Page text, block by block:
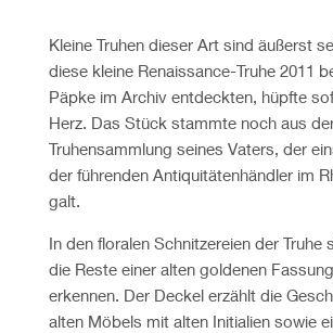
Kleine Truhen dieser Art sind äußerst
diese kleine Renaissance-Truhe 2011
Päpke im Archiv entdeckten, hüpfte
Herz. Das Stück stammte noch aus
Truhensammlung seines Vaters, der
der führenden Antiquitätenhändler im
galt.
In den floralen Schnitzereien der Truhe
die Reste einer alten goldenen
erkennen. Der Deckel erzählt die
alten Möbels mit alten Initialien sowie